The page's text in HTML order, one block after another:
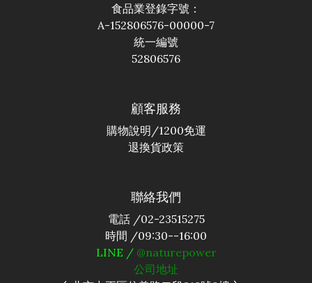
食品業登錄字號：
A-152806576-00000-7
統一編號
52806576
顧客服務
購物說明 /1200免運
退換貨政策
聯絡我們
電話 /02-23515275
時間 /09:30--16:00
LINE / @naturepower
公司地址